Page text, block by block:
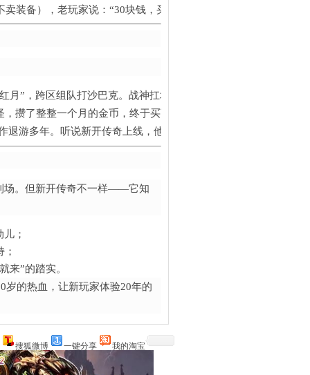
装备），老玩家说：“30块钱，买的是不用再蹲矿洞守尸的舒服
月”，跨区组队打沙巴克。战神扛城门，夜枭铺冰咆哮，红月
，攒了整整一个月的金币，终于买下一把裁决。他私聊师父：“
退游多年。听说新开传奇上线，他下载后第一时间登录——熟悉
场。但新开传奇不一样——它知
；
来”的踏实。
的热血，让新玩家体验20年的
搜狐微博 一键分享 我的淘宝